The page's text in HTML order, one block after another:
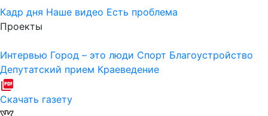
Кадр дня Наше видео Есть проблема
Проекты
Интервью Город – это люди Спорт Благоустройство
Депутатский прием Краеведение
Скачать газету